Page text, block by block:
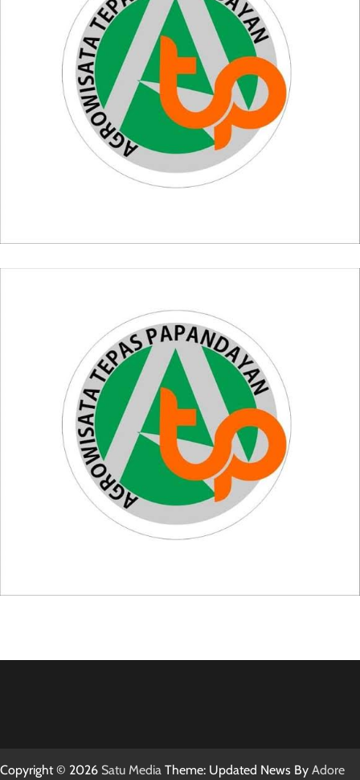
Copyright © 2026 Satu Media Theme: Updated News By Adore